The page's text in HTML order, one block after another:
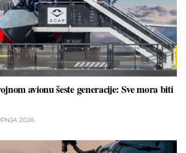
avionu šeste generacije: Sve mora biti
2026.